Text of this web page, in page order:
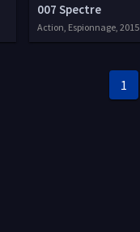
007 Spectre
Action, Espionnage, 2015
1